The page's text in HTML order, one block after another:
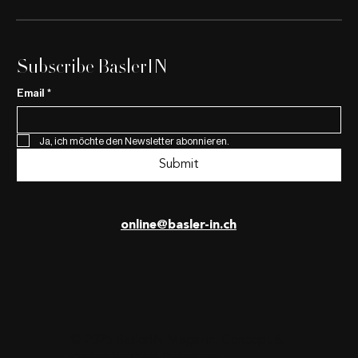
online@basler-in.ch
Subscribe BaslerIN
Email *
Ja, ich möchte den Newsletter abonnieren.
Submit